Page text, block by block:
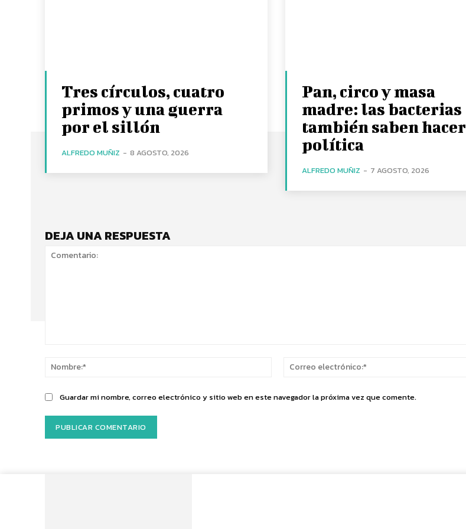
Tres círculos, cuatro
primos y una guerra
por el sillón
ALFREDO MUÑIZ - 8 AGOSTO, 2026
Pan, circo y masa
madre: las bacterias
también saben hacer
política
ALFREDO MUÑIZ - 7 AGOSTO, 2026
DEJA UNA RESPUESTA
Nombre:*
Guardar mi nombre, correo electrónico y sitio web en este navegador la próxima vez que comente.